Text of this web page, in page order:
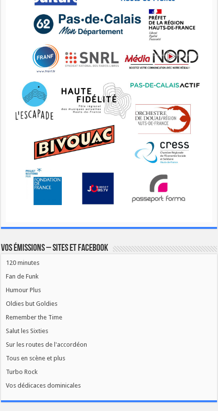
Vos émissions – Sites et Facebook
120 minutes
Fan de Funk
Humour Plus
Oldies but Goldies
Remember the Time
Salut les Sixties
Sur les routes de l'accordéon
Tous en scène et plus
Turbo Rock
Vos dédicaces dominicales